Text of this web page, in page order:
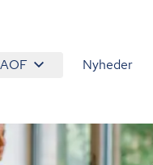
Nyheder
1.985 kr.